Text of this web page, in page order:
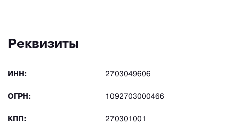
Реквизиты
ИНН: 2703049606
ОГРН: 1092703000466
КПП: 270301001